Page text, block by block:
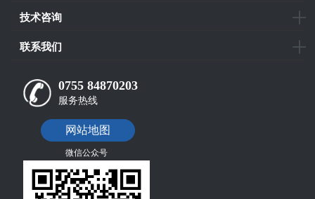
技术咨询
联系我们
0755 84870203
服务热线
网站地图
微信公众号